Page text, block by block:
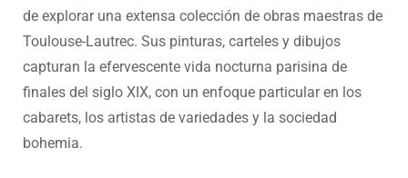
de explorar una extensa colección de obras maestras de
Toulouse-Lautrec. Sus pinturas, carteles y dibujos
capturan la efervescente vida nocturna parisina de
finales del siglo XIX, con un enfoque particular en los
cabarets, los artistas de variedades y la sociedad
bohemia.